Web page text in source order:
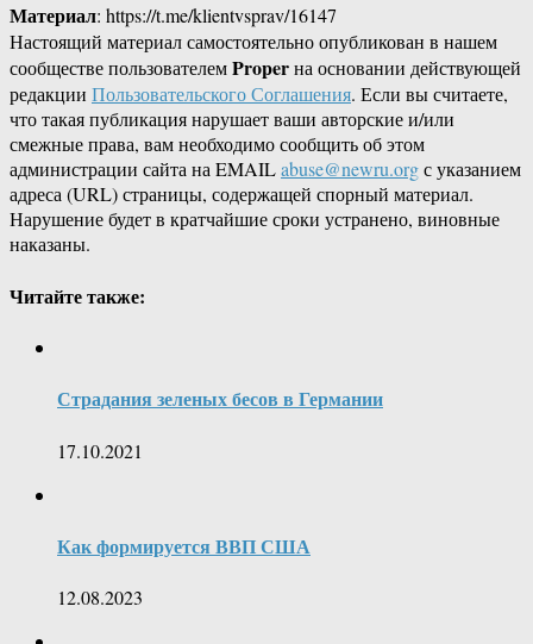
Материал: https://t.me/klientvsprav/16147
Настоящий материал самостоятельно опубликован в нашем
сообществе пользователемProperна основании действующей
редакции Пользовательского Соглашения. Если вы считаете,
что такая публикация нарушает ваши авторские и/или
смежные права, вам необходимо сообщить об этом
администрации сайта на EMAILabuse@newru.orgс указанием
адреса (URL) страницы, содержащей спорный материал.
Нарушение будет в кратчайшие сроки устранено, виновные
наказаны.
Читайте также:
Страдания зеленых бесов в Германии
17.10.2021
Как формируется ВВП США
12.08.2023